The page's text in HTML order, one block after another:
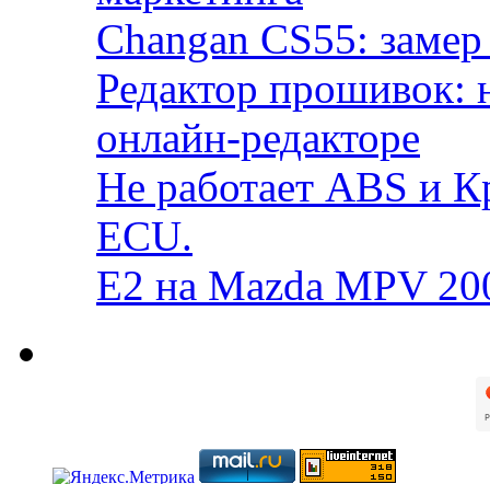
Changan CS55:
Редактор прошивок:
онлайн-редакторе
Не работает ABS и
ECU.
E2 на Mazda MPV